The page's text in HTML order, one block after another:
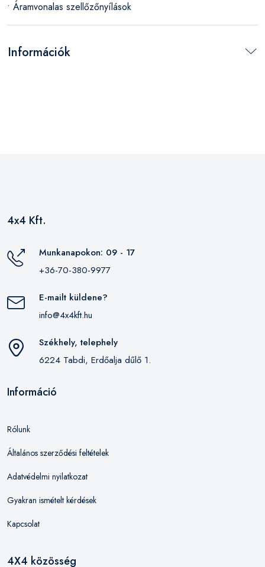
• Áramvonalas szellőzőnyílások
Információk
4x4 Kft.
Munkanapokon: 09 - 17
+36-70-380-9977
E-mailt küldene?
info@4x4kft.hu
Székhely, telephely
6224 Tabdi, Erdőalja dűlő 1.
Információ
Rólunk
Általános szerződési feltételek
Adatvédelmi nyilatkozat
Gyakran ismételt kérdések
Kapcsolat
4X4 közösség